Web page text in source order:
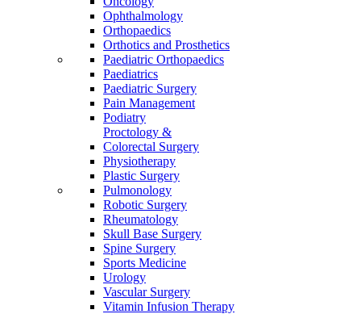
Ophthalmology
Orthopaedics
Orthotics and Prosthetics
Paediatric Orthopaedics
Paediatrics
Paediatric Surgery
Pain Management
Podiatry
Proctology &
Colorectal Surgery
Physiotherapy
Plastic Surgery
Pulmonology
Robotic Surgery
Rheumatology
Skull Base Surgery
Spine Surgery
Sports Medicine
Urology
Vascular Surgery
Vitamin Infusion Therapy